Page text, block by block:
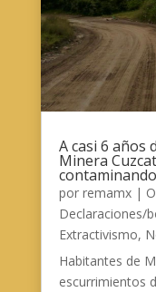
A casi 6 años
Minera
por remamx|
Declaraciones/
Extractivismo,
Habitantes de
escurrimientos